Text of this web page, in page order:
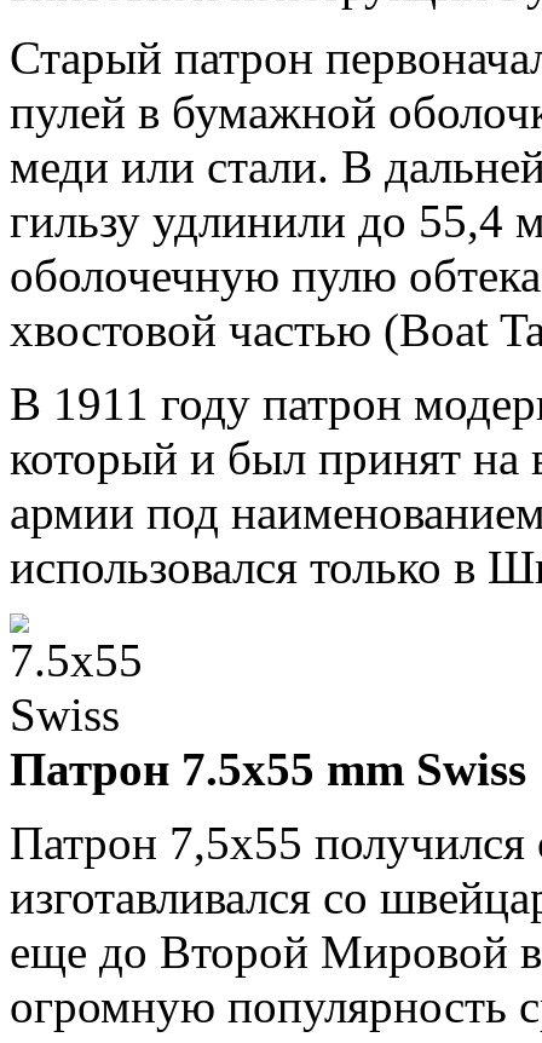
Старый патрон
пулей в бумажной
меди или стали. В
гильзу удлинили до 55,4
оболочечную пулю
хвостовой частью (Boat
В 1911 году патрон
который и был принят на
армии под
использовался только в
Патрон 7.5x55 mm Swiss
Патрон 7,5x55
изготавливался со
еще до Второй Мировой
огромную популярность